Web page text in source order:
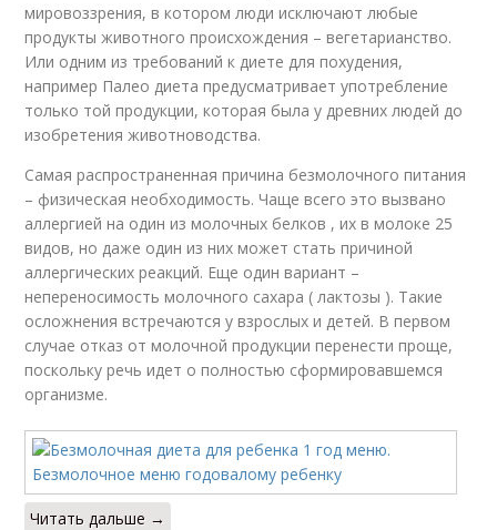
мировоззрения, в котором люди исключают любые
продукты животного происхождения – вегетарианство.
Или одним из требований к диете для похудения,
например Палео диета предусматривает употребление
только той продукции, которая была у древних людей до
изобретения животноводства.
Самая распространенная причина безмолочного питания
– физическая необходимость. Чаще всего это вызвано
аллергией на один из молочных белков , их в молоке 25
видов, но даже один из них может стать причиной
аллергических реакций. Еще один вариант –
непереносимость молочного сахара ( лактозы ). Такие
осложнения встречаются у взрослых и детей. В первом
случае отказ от молочной продукции перенести проще,
поскольку речь идет о полностью сформировавшемся
организме.
Читать дальше →